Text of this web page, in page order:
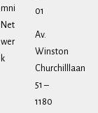
mni
Net
wer
k
01
Av.
Winston
Churchilllaan
51 –
1180